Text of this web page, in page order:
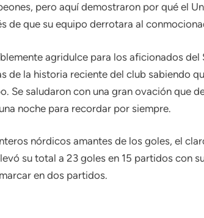
pero aquí demostraron por qué el
de que su equipo derrotara al
agridulce para los aficionados
de la historia reciente del club sabiendo
Se saludaron con una gran ovación que
noche para recordar por siempre.
nórdicos amantes de los goles, el
su total a 23 goles en 15 partidos con
en dos partidos.